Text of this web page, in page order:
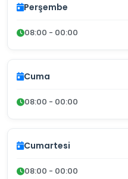
Perşembe
08:00 - 00:00
Cuma
08:00 - 00:00
Cumartesi
08:00 - 00:00